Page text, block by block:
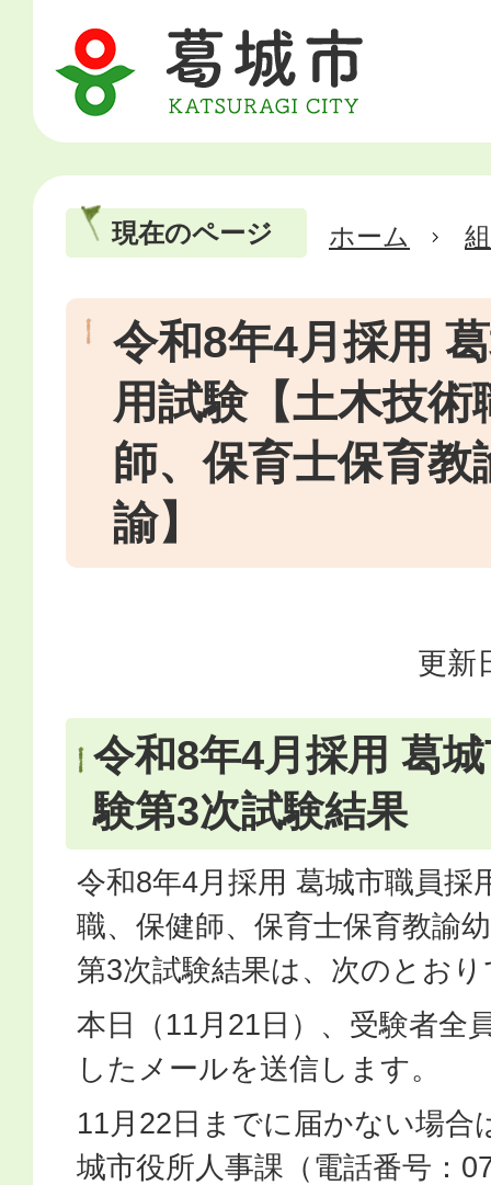
現在のページ ホーム
令和8年4月採用
用試験【土木技術
師、保育士保育教
諭】
更新
令和8年4月採用 葛
験第3次試験結果
令和8年4月採用 葛城市職員採
職、保健師、保育士保育教諭
第3次試験結果は、次のとお
本日（11月21日）、受験者全
したメールを送信します。
11月22日までに届かない場合
城市役所人事課（電話番号：